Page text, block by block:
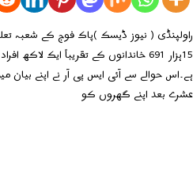
راولپنڈی ( نیوز ڈیسک )پاک فوج کے شعبہ
15ہزار 691 خاندانوں کے تقریباً ایک
ہے۔اس حوالے سے آئی ایس پی آر نے اپنے
عشرے بعد اپنے گھروں کو